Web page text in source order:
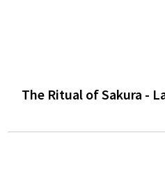
The Ritual of Sakura -